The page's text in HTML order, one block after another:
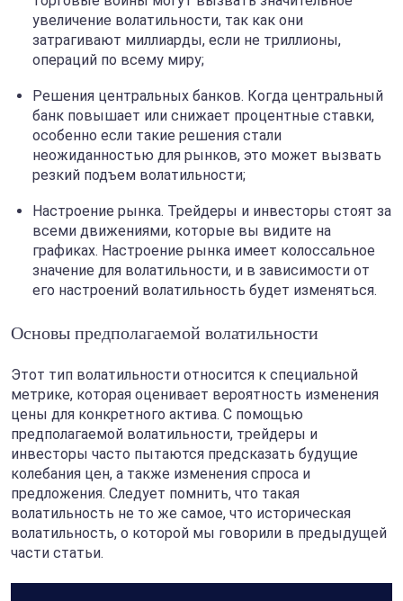
увеличение волатильности, так как они
затрагивают миллиарды, если не триллионы,
операций по всему миру;
Решения центральных банков. Когда центральный
банк повышает или снижает процентные ставки,
особенно если такие решения стали
неожиданностью для рынков, это может вызвать
резкий подъем волатильности;
Настроение рынка. Трейдеры и инвесторы стоят за
всеми движениями, которые вы видите на
графиках. Настроение рынка имеет колоссальное
значение для волатильности, и в зависимости от
его настроений волатильность будет изменяться.
Основы предполагаемой волатильности
Этот тип волатильности относится к специальной
метрике, которая оценивает вероятность изменения
цены для конкретного актива. С помощью
предполагаемой волатильности, трейдеры и
инвесторы часто пытаются предсказать будущие
колебания цен, а также изменения спроса и
предложения. Следует помнить, что такая
волатильность не то же самое, что историческая
волатильность, о которой мы говорили в предыдущей
части статьи.